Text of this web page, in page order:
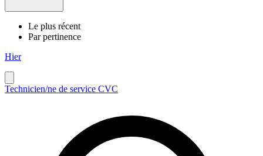
Le plus récent
Par pertinence
Hier
Technicien/ne de service CVC